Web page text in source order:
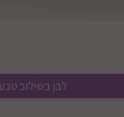
לבן בשילוב